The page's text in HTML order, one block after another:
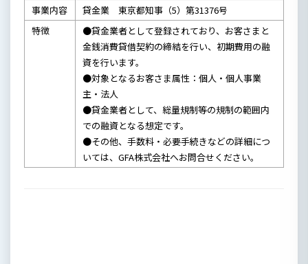
事業内容
貸金業 東京都知事（5）第31376号
特徴
●貸金業者として登録されており、お客さまと
金銭消費貸借契約の締結を行い、初期費用の融
資を行います。
●対象となるお客さま属性：個人・個人事業
主・法人
●貸金業者として、総量規制等の規制の範囲内
での融資となる想定です。
●その他、手数料・必要手続きなどの詳細につ
いては、GFA株式会社へお問合せください。